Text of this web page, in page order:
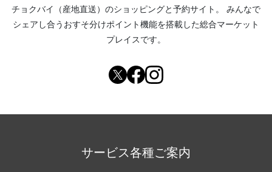
チョクバイ（産地直送） のショッピングと予約サイト。
みんなで
シェアし合う おすそ分けポイント機能を搭載した総合マーケット
プレイスです。
サービス各種ご案内